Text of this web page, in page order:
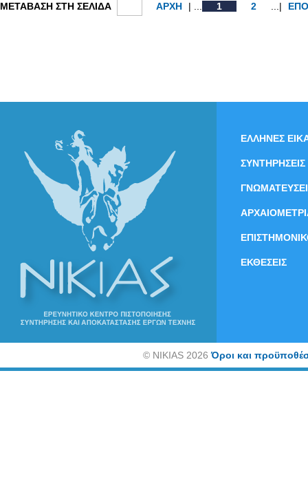
ΜΕΤΑΒΑΣΗ ΣΤΗ ΣΕΛΙΔΑ ΑΡΧΗ | ... 1 2 ...|
ΕΛΛΗΝΕΣ
ΣΥΝΤΗΡΗΣΕΙΣ
ΕΚΘΕΣΕΙΣ
©NIKIAS 2026Όροι και